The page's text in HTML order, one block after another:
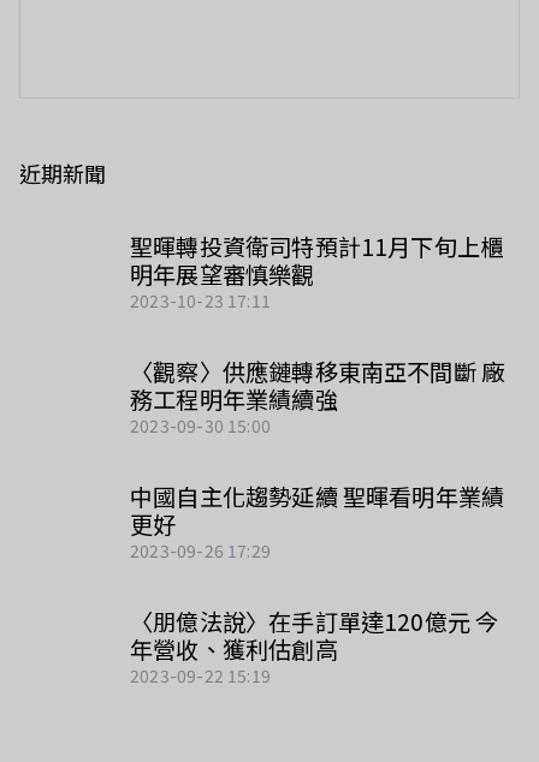
近期新聞
聖暉轉投資衛司特預計11月下旬上櫃
明年展望審慎樂觀
2023-10-23 17:11
〈觀察〉供應鏈轉移東南亞不間斷 廠
務工程明年業績續強
2023-09-30 15:00
中國自主化趨勢延續 聖暉看明年業績
更好
2023-09-26 17:29
〈朋億法說〉在手訂單達120億元 今
年營收、獲利估創高
2023-09-22 15:19